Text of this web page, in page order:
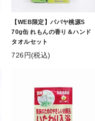
【WEB限定】パパヤ桃源S
70g缶 れもんの香り＆ハンド
タオルセット
726円(税込)